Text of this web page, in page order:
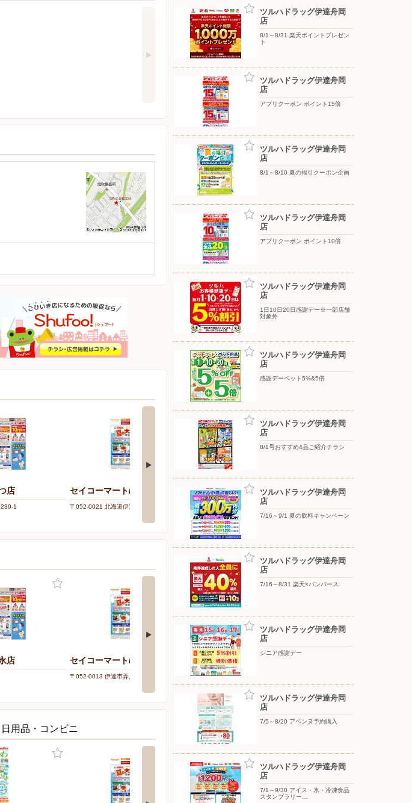
店
1
セイコーマート/伊達末永店
〒052-0021 北海道伊達市末永町243-2
ケーズデンキ/伊達インター店
〒052-0012 北海道伊達市松ヶ枝町9-98
店 セイコーマート/ろうげつ店
〒052-0013 伊達市弄月町239-1
セイコーマート/マルタたなか店
〒052-0032 伊達市山下町118-37※マルタたなかの移転
店
用品・コンビニ
ツルハドラッグ伊達舟岡
店
8/1～8/31 楽天ポイントプレゼン
ト
ツルハドラッグ伊達舟岡
店
アプリクーポン ポイント15倍
ツルハドラッグ伊達舟岡
店
8/1～8/10 夏の福引クーポン企画
ツルハドラッグ伊達舟岡
店
アプリクーポン ポイント10倍
ツルハドラッグ伊達舟岡
店
1日10日20日感謝デー※一部店舗
対象外
ツルハドラッグ伊達舟岡
店
感謝デーペット5%&5倍
ツルハドラッグ伊達舟岡
店
8/1号おすすめ4品ご紹介チラシ
ツルハドラッグ伊達舟岡
店
7/16～9/1 夏の飲料キャンペーン
ツルハドラッグ伊達舟岡
店
7/16～8/31 楽天×パンパース
ツルハドラッグ伊達舟岡
店
シニア感謝デー
ツルハドラッグ伊達舟岡
店
7/5～8/20 アベンヌ予約購入
ツルハドラッグ伊達舟岡
店
7/1～9/30 アイス・氷・冷凍食品
スタンプラリー…